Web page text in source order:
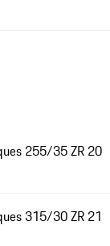
255/35 ZR 20
315/30 ZR 21